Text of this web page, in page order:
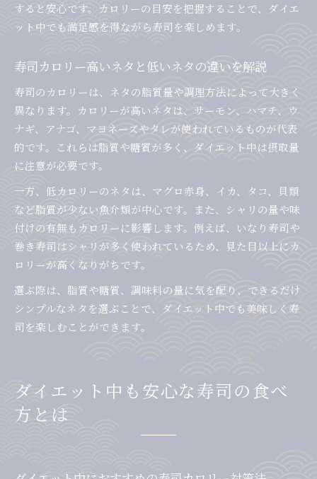
すると安心です。カロリーの目安を把握することで、ダイエ
ット中でも満足感を得ながら寿司を楽しめます。
寿司カロリー高いネタと低いネタの違いを解説
寿司のカロリーは、ネタの脂質量や調理方法によって大きく
異なります。カロリーが高いネタは、サーモン、ハマチ、ウ
ナギ、アナゴ、マヨネーズやタレが使われているものが代表
的です。これらは脂質や糖質が多く、ダイエット中は摂取量
に注意が必要です。
一方、低カロリーのネタは、マグロ赤身、イカ、タコ、貝類
など脂質が少ない魚介類が中心です。また、シャリの量や味
付けの有無もカロリーに影響します。例えば、いなり寿司や
巻き寿司はシャリが多く使われているため、見た目以上にカ
ロリーが高くなりがちです。
選ぶ際は、脂質や糖質、調味料の量に気を配り、できるだけ
シンプルなネタを選ぶことで、ダイエット中でも美味しく寿
司を楽しむことができます。
ダイエット中も安心な寿司の食べ
方とは